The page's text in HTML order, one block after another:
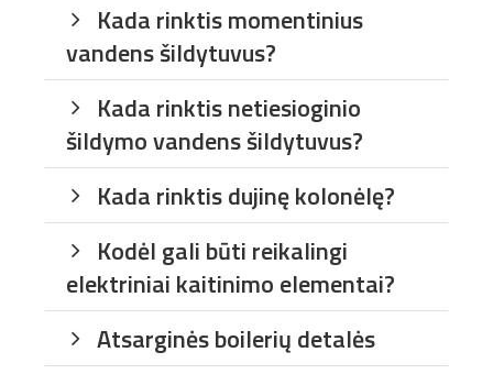
Kada rinktis momentinius
vandens šildytuvus?
Kada rinktis netiesioginio
šildymo vandens šildytuvus?
Kada rinktis dujinę kolonėlę?
Kodėl gali būti reikalingi
elektriniai kaitinimo elementai?
Atsarginės boilerių detalės